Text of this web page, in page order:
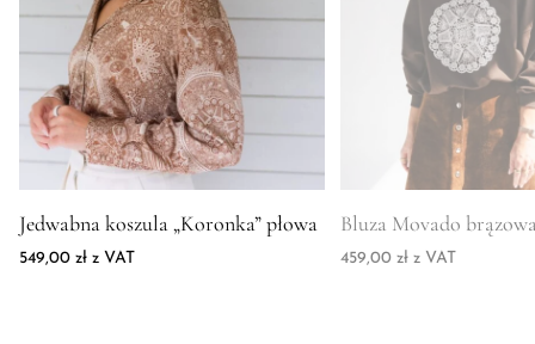
Jedwabna koszula „Koronka” płowa
549,00 zł z VAT
Bluza Movado
459,00 zł z VAT